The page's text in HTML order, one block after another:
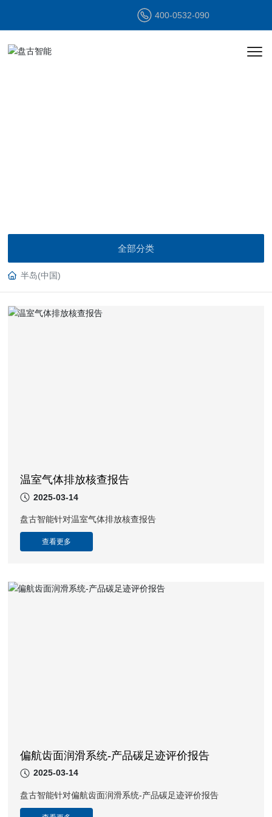
400-0532-090
全部分类
半岛(中国)
温室气体排放核查报告
2025-03-14
盘古智能针对温室气体排放核查报告
查看更多
偏航齿面润滑系统-产品碳足迹评价报告
2025-03-14
盘古智能针对偏航齿面润滑系统-产品碳足迹评价报告